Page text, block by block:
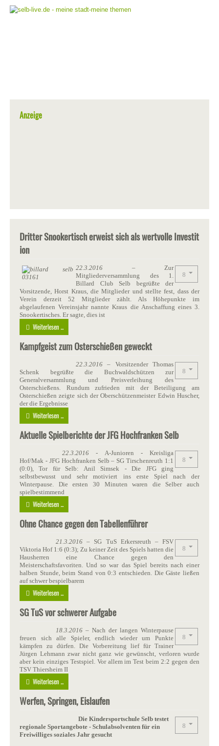
Anzeige
Dritter Snookertisch erweist sich als wertvolle Investit
ion
22.3.2016 – Zur
Mitgliederversammlung des 1.
Billard Club Selb begrüßte der
Vorsitzende, Horst Kraus, die Mitglieder und stellte fest, dass der
Verein derzeit 52 Mitglieder zählt. Als Höhepunkte im
abgelaufenen Vereinsjahr nannte Kraus die Anschaffung eines 3.
Snookertisches. Er sagte, dies ist
Weiterlesen ...
Kampfgeist zum Osterschießen geweckt
22.3.2016 – Vorsitzender Thomas
Schenk begrüßte die Buchwaldschützen zur
Generalversammlung und Preisverleihung des
Osterschießens. Rundum zufrieden mit der Beteiligung am
Osterschießen zeigte sich der Oberschützenmeister Edwin Huscher,
der die Ergebnisse
Weiterlesen ...
Aktuelle Spielberichte der JFG Hochfranken Selb
22.3.2016 - A-Junioren - Kreisliga
Hof/Mak - JFG Hochfranken Selb – SG Tirschenreuth 1:1
(0:0), Tor für Selb: Anil Simsek - Die JFG ging
selbstbewusst und sehr motiviert ins erste Spiel nach der
Winterpause. Die ersten 30 Minuten waren die Selber auch
spielbestimmend
Weiterlesen ...
Ohne Chance gegen den Tabellenführer
21.3.2016 – SG TuS Erkersreuth – FSV
Viktoria Hof 1:6 (0:3); Zu keiner Zeit des Spiels hatten die
Hausherren eine Chance gegen den
Meisterschaftsfavoriten. Und so war das Spiel bereits nach einer
halben Stunde, beim Stand von 0:3 entschieden. Die Gäste ließen
auf schwer bespielbarem
Weiterlesen ...
SG TuS vor schwerer Aufgabe
18.3.2016 – Nach der langen Winterpause
freuen sich alle Spieler, endlich wieder um Punkte
kämpfen zu dürfen. Die Vorbereitung lief für Trainer
Jürgen Lehmann zwar nicht ganz wie gewünscht, verloren wurde
aber kein einziges Testspiel. Vor allem im Test beim 2:2 gegen den
TSV Thiersheim II
Weiterlesen ...
Werfen, Springen, Eislaufen
Die Kindersportschule Selb testet
regionale Sportangebote - Schulabsolventen für ein
Freiwilliges soziales Jahr gesucht